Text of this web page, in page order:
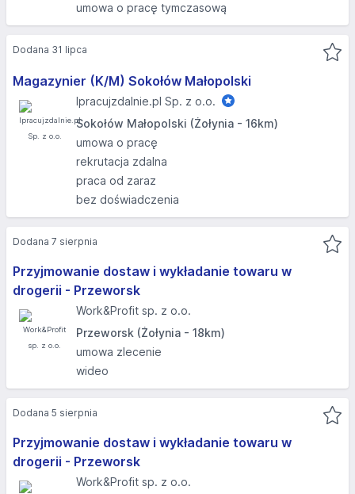
umowa o pracę tymczasową
Magazynier (K/M) Sokołów Małopolski
Ipracujzdalnie.pl Sp. z o.o.
Sokołów Małopolski (Żołynia - 16km)
umowa o pracę
rekrutacja zdalna
praca od zaraz
bez doświadczenia
Dodana 31 lipca
Przyjmowanie dostaw i wykładanie towaru w
drogerii - Przeworsk
Work&Profit sp. z o.o.
Przeworsk (Żołynia - 18km)
umowa zlecenie
wideo
Dodana 7 sierpnia
Przyjmowanie dostaw i wykładanie towaru w
drogerii - Przeworsk
Work&Profit sp. z o.o.
Dodana 5 sierpnia